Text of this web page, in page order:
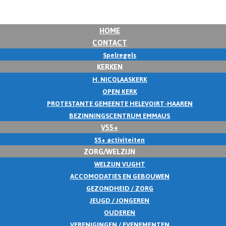
HOME
CONTACT
Spelregels
KERKEN
H. NICOLAASKERK
OPEN KERK
PROTESTANTE GEMEENTE HELEVOIRT-HAAREN
BEZINNINGSCENTRUM EMMAUS
V55+
55+ activiteiten
ZORG/WELZIJN
WELZIJN VUGHT
ACCOMODATIES EN GEBOUWEN
GEZONDHEID / ZORG
JEUGD / JONGEREN
OUDEREN